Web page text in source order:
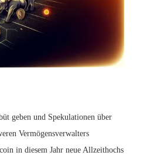
geben und Spekulationen über
Vermögensverwalters
in diesem Jahr neue Allzeithochs